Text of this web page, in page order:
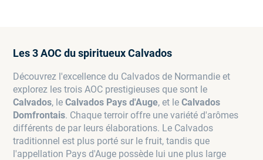
Les 3 AOC du spiritueux Calvados
Découvrez l'excellence du Calvados de Normandie et
explorez les trois AOC prestigieuses que sont le
Calvados, leCalvados Pays d'Auge, et le Calvados
Domfrontais. Chaque terroir offre une variété d'arômes
différents de par leurs élaborations. Le Calvados
traditionnel est plus porté sur le fruit, tandis que
l'appellation Pays d'Auge possède lui une plus large